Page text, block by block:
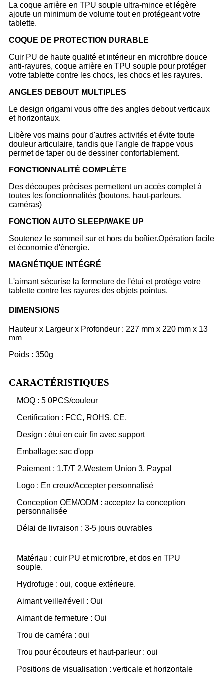
La coque arrière en TPU souple ultra-mince et légère
ajoute un minimum de volume tout en protégeant votre
tablette.
COQUE DE PROTECTION DURABLE
Cuir PU de haute qualité et intérieur en microfibre douce
anti-rayures, coque arrière en TPU souple pour protéger
votre tablette contre les chocs, les chocs et les rayures.
ANGLES DEBOUT MULTIPLES
Le design origami vous offre des angles debout verticaux
et horizontaux.
Libère vos mains pour d'autres activités et évite toute
douleur articulaire, tandis que l'angle de frappe vous
permet de taper ou de dessiner confortablement.
FONCTIONNALITÉ COMPLÈTE
Des découpes précises permettent un accès complet à
toutes les fonctionnalités (boutons, haut-parleurs,
caméras)
FONCTION AUTO SLEEP/WAKE UP
Soutenez le sommeil sur et hors du boîtier.Opération facile
et économie d'énergie.
MAGNÉTIQUE INTÉGRÉ
L'aimant sécurise la fermeture de l'étui et protège votre
tablette contre les rayures des objets pointus.
DIMENSIONS
Hauteur x Largeur x Profondeur : 227 mm x 220 mm x 13
mm
Poids : 350g
CARACTÉRISTIQUES
MOQ : 5 0PCS/couleur
Certification : FCC, ROHS, CE,
Design : étui en cuir fin avec support
Emballage: sac d'opp
Paiement : 1.T/T 2.Western Union 3. Paypal
Logo : En creux/Accepter personnalisé
Conception OEM/ODM : acceptez la conception
personnalisée
Délai de livraison : 3-5 jours ouvrables
Matériau : cuir PU et microfibre, et dos en TPU
souple.
Hydrofuge : oui, coque extérieure.
Aimant veille/réveil : Oui
Aimant de fermeture : Oui
Trou de caméra : oui
Trou pour écouteurs et haut-parleur : oui
Positions de visualisation : verticale et horizontale